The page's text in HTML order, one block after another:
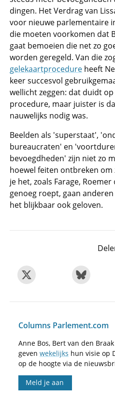
dingen. Het Verdrag van
voor nieuwe parlementaire
die moeten voorkomen dat
gaat bemoeien die net zo
worden geregeld. Van die
gelekaartprocedure heeft
keer succesvol
wellicht zeggen: dat duidt
procedure, maar juister is
nauwelijks nodig was.
Beelden als 'superstaat',
bureaucraten' en
bevoegdheden' zijn niet zo
hoewel feiten ontbreken om
je het, zoals Farage,
genoeg roept, gaan
het blijkbaar ook geloven.
Columns Parlement.com
Anne Bos, Bert van den
geven wekelijks hun visie op
op de hoogte via de
Meld je aan